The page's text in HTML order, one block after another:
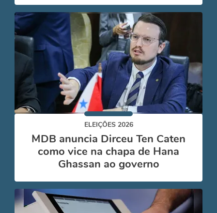
ELEIÇÕES 2026
MDB anuncia Dirceu Ten Caten
como vice na chapa de Hana
Ghassan ao governo